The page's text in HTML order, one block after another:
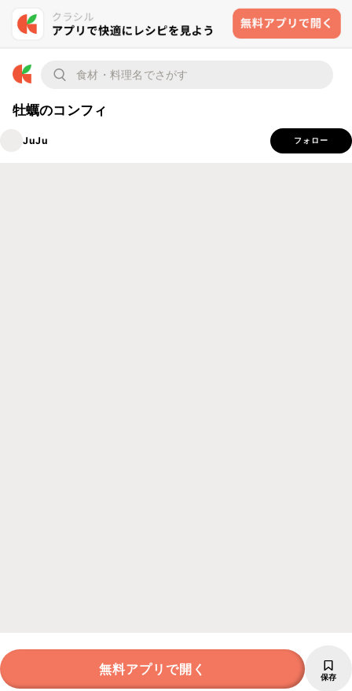
牡蠣のコンフィ
JuJu フォロー
無料アプリで開く 保存